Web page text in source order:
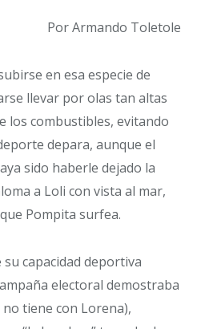
Por Armando Toletole
en esa especie de
llevar por olas tan altas
los combustibles, evitando
depara, aunque el
sido haberle dejado la
a Loli con vista al mar,
Pompita surfea.
capacidad deportiva
electoral demostraba
tiene con Lorena),